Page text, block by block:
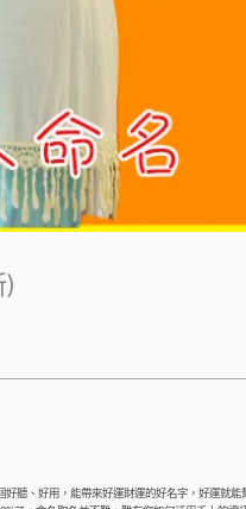
)
聽、好用，能帶來好運財運的好名字，好運就